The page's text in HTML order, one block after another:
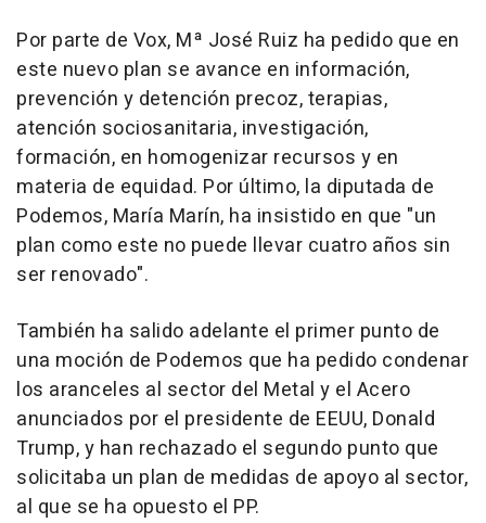
Por parte de Vox, Mª José Ruiz ha pedido que en
este nuevo plan se avance en información,
prevención y detención precoz, terapias,
atención sociosanitaria, investigación,
formación, en homogenizar recursos y en
materia de equidad. Por último, la diputada de
Podemos, María Marín, ha insistido en que "un
plan como este no puede llevar cuatro años sin
ser renovado".
También ha salido adelante el primer punto de
una moción de Podemos que ha pedido condenar
los aranceles al sector del Metal y el Acero
anunciados por el presidente de EEUU, Donald
Trump, y han rechazado el segundo punto que
solicitaba un plan de medidas de apoyo al sector,
al que se ha opuesto el PP.